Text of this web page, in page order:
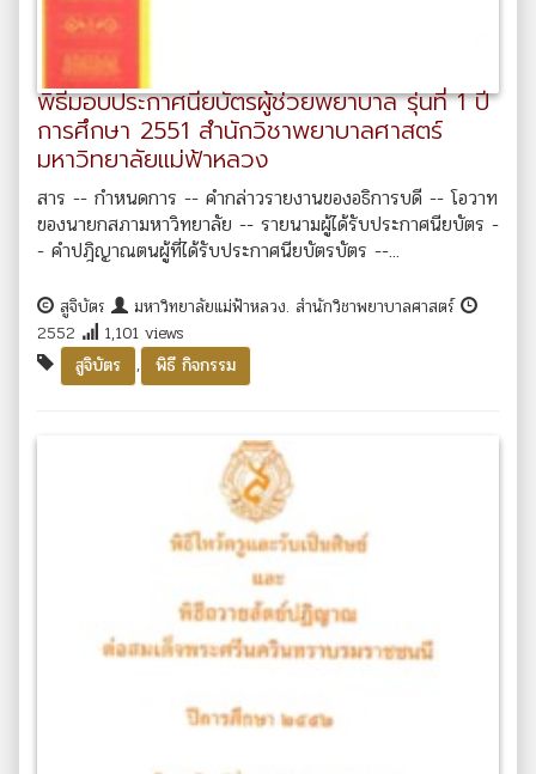
พิธีมอบประกาศนียบัตรผู้ช่วยพยาบาล รุ่นที่ 1 ปี
การศึกษา 2551 สำนักวิชาพยาบาลศาสตร์
มหาวิทยาลัยแม่ฟ้าหลวง
สาร -- กำหนดการ -- คำกล่าวรายงานของอธิการบดี -- โอวาท
ของนายกสภามหาวิทยาลัย -- รายนามผู้ได้รับประกาศนียบัตร -
- คำปฎิญาณตนผู้ที่ได้รับประกาศนียบัตรบัตร --...
สูจิบัตร
มหาวิทยาลัยแม่ฟ้าหลวง. สำนักวิชาพยาบาลศาสตร์
2552
1,101 views
สูจิบัตร
, พิธี กิจกรรม